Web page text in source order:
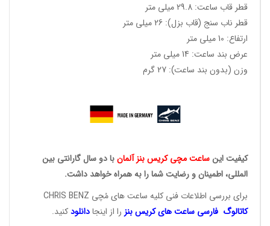
قطر قاب ساعت: 29.8 میلی متر
قطر ناب سنج (قاب بزل): 26 میلی متر
ارتفاع: 10 میلی متر
عرض بند ساعت: 14 میلی متر
وزن (بدون بند ساعت): 27 گرم
کیفیت اینساعت مچی کریسبنز آلمانبا دو سال گارانتی بین
المللی، اطمینان و رضایت شما را به همراه خواهد داشت.
برای بررسی اطلاعات فنی کلیه ساعت های مُچی CHRIS BENZ
کاتالوگ فارسی ساعت هایکریس بنز را از اینجادانلودکنید.